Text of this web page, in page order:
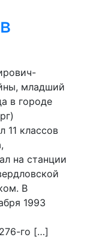
младший
в городе
11 классов
на станции
В
1993
го […]